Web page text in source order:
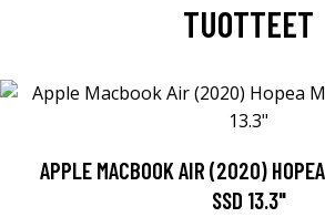
TUOTTEET
APPLE MACBOOK AIR (2020)
SSD 13.3"